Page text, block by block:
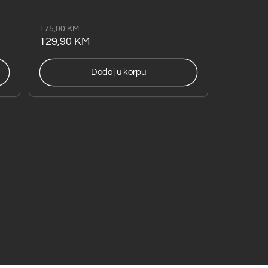
Redovna
cijena
175,00 KM
Akcijska
cijena
129,90 KM
Dodaj u korpu